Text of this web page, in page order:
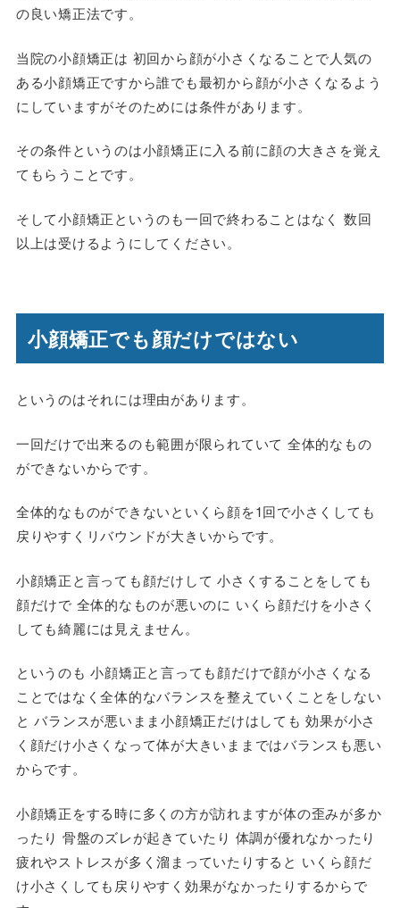
の良い矯正法です。
当院の小顔矯正は 初回から顔が小さくなることで人気の
ある小顔矯正ですから誰でも最初から顔が小さくなるよう
にしていますがそのためには条件があります。
その条件というのは小顔矯正に入る前に顔の大きさを覚え
てもらうことです。
そして小顔矯正というのも一回で終わることはなく 数回
以上は受けるようにしてください。
小顔矯正でも顔だけではない
というのはそれには理由があります。
一回だけで出来るのも範囲が限られていて 全体的なもの
ができないからです。
全体的なものができないといくら顔を1回で小さくしても
戻りやすくリバウンドが大きいからです。
小顔矯正と言っても顔だけして 小さくすることをしても
顔だけで 全体的なものが悪いのに いくら顔だけを小さく
しても綺麗には見えません。
というのも 小顔矯正と言っても顔だけで顔が小さくなる
ことではなく全体的なバランスを整えていくことをしない
と バランスが悪いまま小顔矯正だけはしても 効果が小さ
く顔だけ小さくなって体が大きいままではバランスも悪い
からです。
小顔矯正をする時に多くの方が訪れますが体の歪みが多か
ったり 骨盤のズレが起きていたり 体調が優れなかったり
疲れやストレスが多く溜まっていたりすると いくら顔だ
け小さくしても戻りやすく効果がなかったりするからで